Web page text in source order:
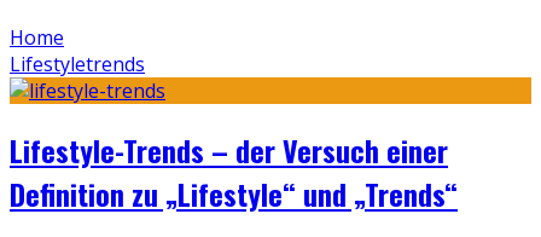
Home
Lifestyletrends
Lifestyle-Trends – der Versuch einer
Definition zu „Lifestyle“ und „Trends“